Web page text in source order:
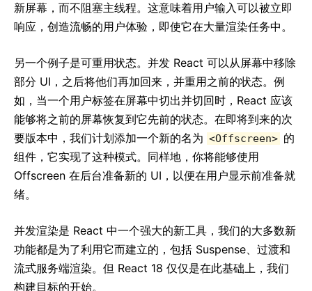
新屏幕，而不阻塞主线程。这意味着用户输入可以被立即
响应，创造流畅的用户体验，即使它在大量渲染任务中。
另一个例子是可重用状态。并发 React 可以从屏幕中移除
部分 UI，之后将他们再加回来，并重用之前的状态。例
如，当一个用户标签在屏幕中切出并切回时，React 应该
能够将之前的屏幕恢复到它先前的状态。在即将到来的次
要版本中，我们计划添加一个新的名为 <Offscreen> 的
组件，它实现了这种模式。同样地，你将能够使用
Offscreen 在后台准备新的 UI，以便在用户显示前准备就
绪。
并发渲染是 React 中一个强大的新工具，我们的大多数新
功能都是为了利用它而建立的，包括 Suspense、过渡和
流式服务端渲染。但 React 18 仅仅是在此基础上，我们
构建目标的开始。